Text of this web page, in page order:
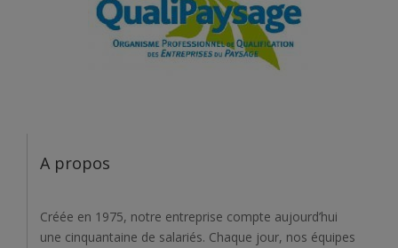
A propos
Créée en 1975, notre entreprise compte aujourd’hui
une cinquantaine de salariés. Chaque jour, nos équipes